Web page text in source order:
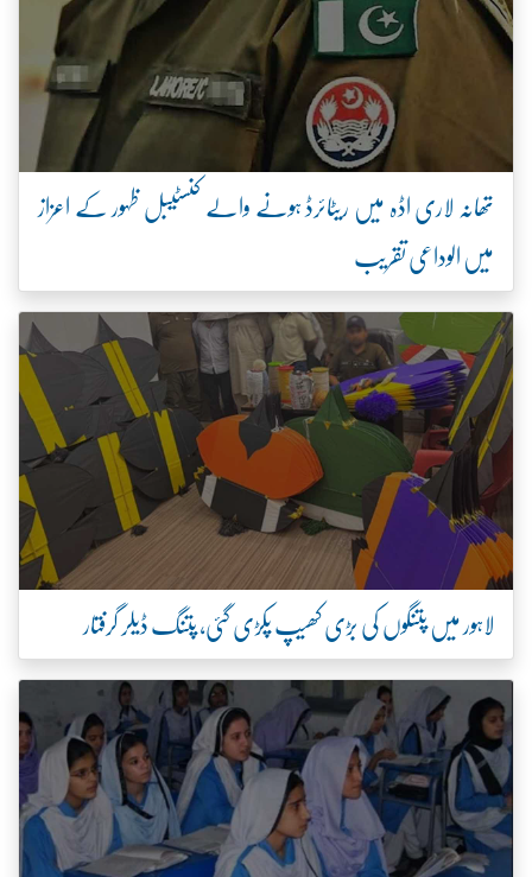
تھانہ لاری اڈہ میں ریٹائرڈ ہونے والے کنسٹیبل ظہور کے اعزاز
میں الوداعی تقریب
لاہور میں پتنگوں کی بڑی کھیپ پکڑی گئی، پتنگ ڈیلر گرفتار